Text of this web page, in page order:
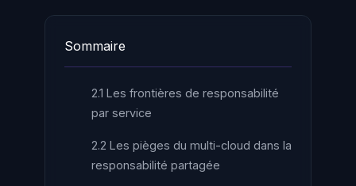
Sommaire
2.1 Les frontières de responsabilité
par service
2.2 Les pièges du multi-cloud dans la
responsabilité partagée